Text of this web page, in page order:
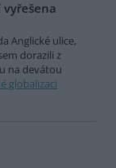
Anglické ulice,
dorazili z
na devátou
globalizaci